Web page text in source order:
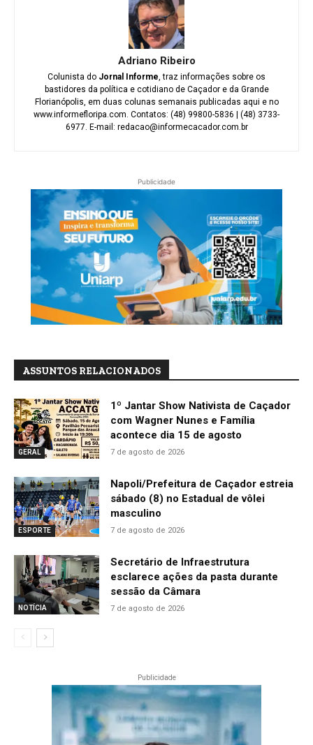
Adriano Ribeiro
Colunista do Jornal Informe, traz informações sobre os
bastidores da política e cotidiano de Caçador e da Grande
Florianópolis, em duas colunas semanais publicadas aqui e no
www.informefloripa.com. Contatos: (48) 99800-5836 | (48) 3733-
6977. E-mail: redacao@informecacador.com.br
Publicidade
ASSUNTOS RELACIONADOS
GERAL
1º Jantar Show Nativista de Caçador
com Wagner Nunes e Família
acontece dia 15 de agosto
7 de agosto de 2026
ESPORTE
Napoli/Prefeitura de Caçador estreia
sábado (8) no Estadual de vôlei
masculino
7 de agosto de 2026
NOTÍCIA
Secretário de Infraestrutura
esclarece ações da pasta durante
sessão da Câmara
7 de agosto de 2026
Publicidade